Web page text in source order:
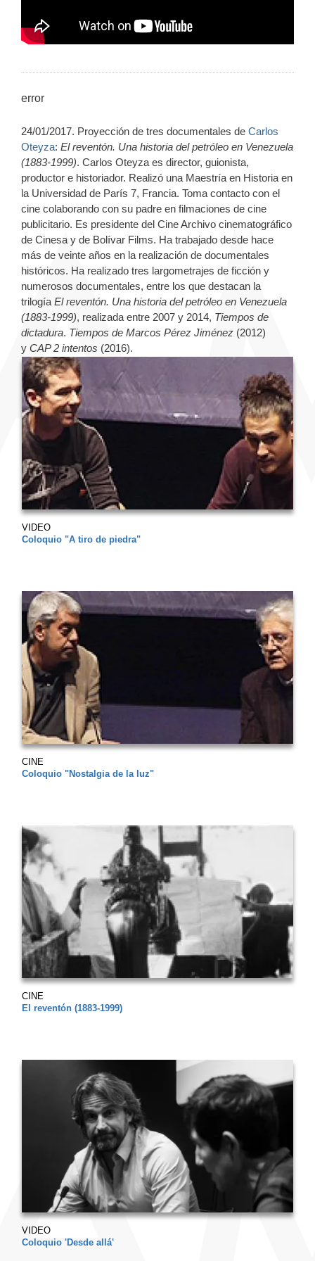
error
24/01/2017. Proyección de tres documentales de Carlos
Oteyza: El reventón. Una historia del petróleo en Venezuela
(1883-1999). Carlos Oteyza es director, guionista,
productor e historiador. Realizó una Maestría en Historia en
la Universidad de París 7, Francia. Toma contacto con el
cine colaborando con su padre en filmaciones de cine
publicitario. Es presidente del Cine Archivo cinematográfico
de Cinesa y de Bolívar Films. Ha trabajado desde hace
más de veinte años en la realización de documentales
históricos. Ha realizado tres largometrajes de ficción y
numerosos documentales, entre los que destacan la
trilogía El reventón. Una historia del petróleo en Venezuela
(1883-1999), realizada entre 2007 y 2014, Tiempos de
dictadura. Tiempos de Marcos Pérez Jiménez (2012)
y CAP 2 intentos (2016).
VIDEO
Coloquio "A tiro de piedra"
CINE
Coloquio "Nostalgia de la luz"
CINE
El reventón (1883-1999)
VIDEO
Coloquio 'Desde allá'